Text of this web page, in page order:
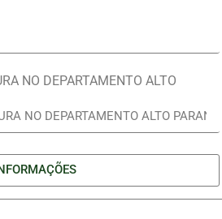
NO DEPARTAMENTO ALTO